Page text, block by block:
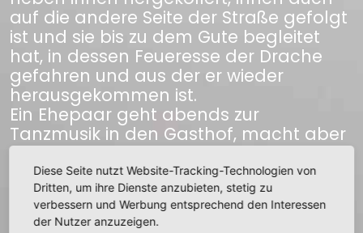
auf die andere Seite der Straße gefolgt
ist und sie bis zu dem Gute begleitet
hat, in dessen Feueresse der Drache
gefahren und aus der er wieder
herausgekommen ist.
Ein Ehepaar geht abends zur
Tanzmusik in den Gasthof, macht aber
vorher einen Besuch im Dorfe. Auf dem
Wege dahin gesellt sich ein
braunschwarzes Kätzchen zu ihm,
wartet, bis: die Leute von dem Besuche
Diese Seite nutzt Website-Tracking-Technologien von
Dritten, um ihre Dienste anzubieten, stetig zu
verbessern und Werbung entsprechend den Interessen
der Nutzer anzuzeigen.